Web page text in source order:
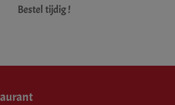
Bestel tijdig !